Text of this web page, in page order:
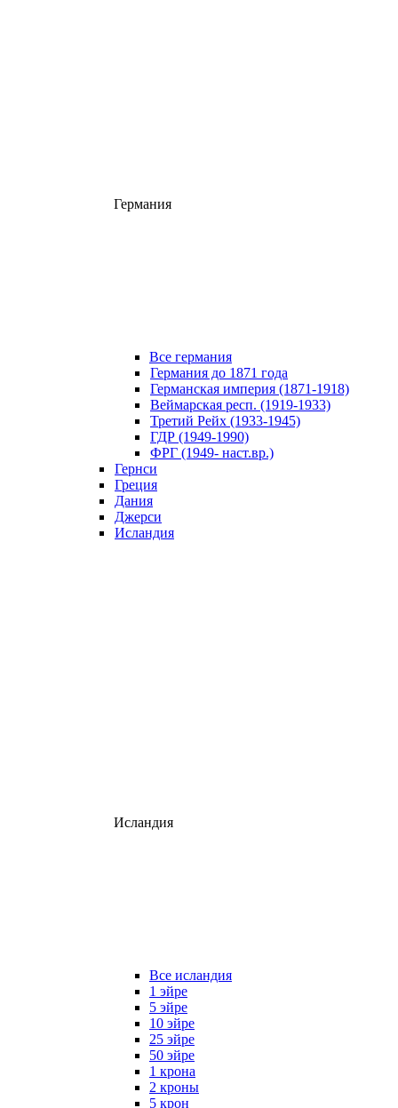
Германия
Все германия
Германия до 1871 года
Германская империя (1871-1918)
Веймарская респ. (1919-1933)
Третий Рейх (1933-1945)
ГДР (1949-1990)
ФРГ (1949- наст.вр.)
Гернси
Греция
Дания
Джерси
Исландия
Исландия
Все исландия
1 эйре
5 эйре
10 эйре
25 эйре
50 эйре
1 крона
2 кроны
5 крон